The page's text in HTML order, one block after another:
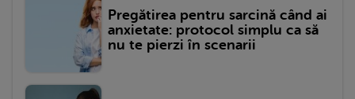
Pregătirea pentru sarcină când ai
anxietate: protocol simplu ca să
nu te pierzi în scenarii